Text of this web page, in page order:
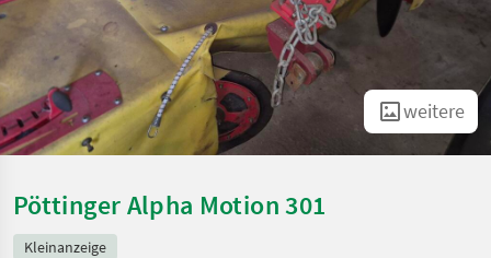
weitere
Pöttinger Alpha Motion 301
Kleinanzeige